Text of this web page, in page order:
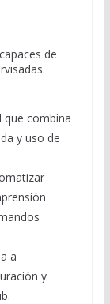
de
que combina
y uso de
a
y